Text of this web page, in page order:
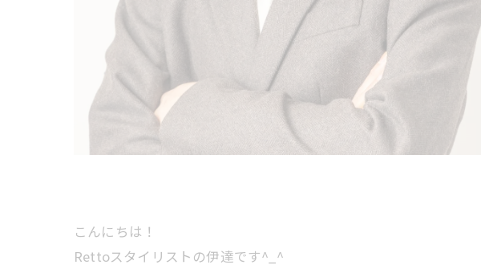
こんにちは！
Rettoスタイリストの伊達です^_^